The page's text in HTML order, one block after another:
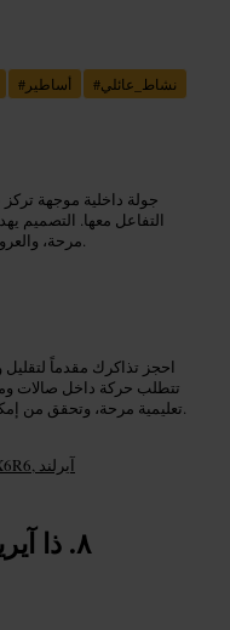
# أساطير #نشاط_عائلي
جولة داخلية موجهة
التفاعل معها.
مرحة، والعروض مناسبة للأطفال والبالغين على حد سواء.
احجز تذاكرك مقدماً لتقليل
تتطلب حركة داخل صالات
تعليمية مرحة، وتحقق من إمكانية الوصول إذا كانت لديك احتياجات خاصة.
2-3, ماريز آبي, نورث سيتي, دبلن, D07 X6R6, آيرلند
ذا